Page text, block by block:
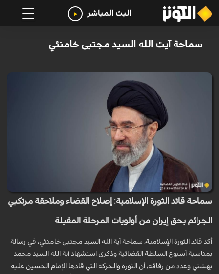
البث المباشر
سماحة آيت الله السيد مجتبى خامنئي
سماحة قائد الثورة الإسلامية: إصلاح القضاء وملاحقة مرتكبي
الجرائم بحق إيران من أولويات المرحلة المقبلة
أكد قائد الثورة الإسلامية، سماحة آية الله السيد مجتبى خامنئي، في رسالة
بمناسبة أسبوع السلطة القضائية وذكرى استشهاد آية الله السيد محمد
بهشتي وعدد من رفاقه، أن الثورة والحركة التي قادها الإمام الحسين عليه